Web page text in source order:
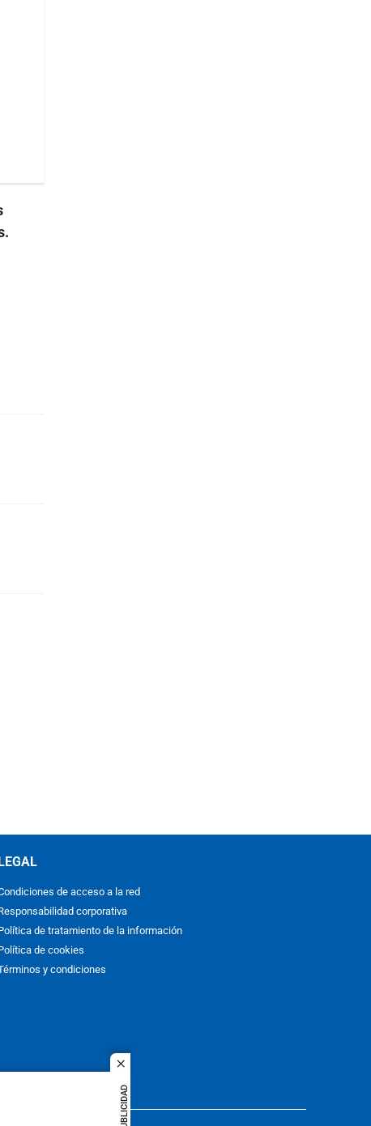
close
PUBLICIDAD
LEGAL
de acceso a la red
corporativa
de tratamiento de la información
de cookies
y condiciones